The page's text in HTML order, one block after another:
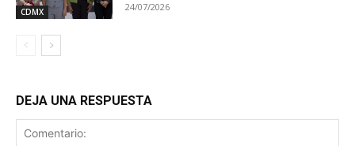
CDMX 24/07/2026
DEJA UNA RESPUESTA